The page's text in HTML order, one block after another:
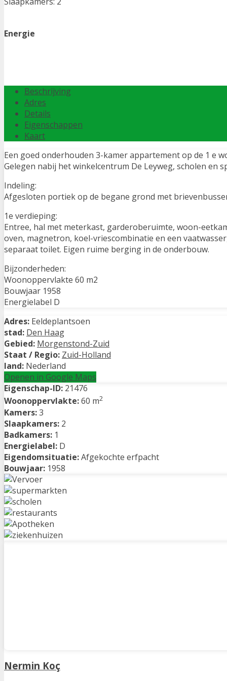
Energie
Beschrijving
Adres
Details
Eigenschappen
Kaart
Een goed onderhouden 3-kamer appartement op de 1 e
Gelegen nabij het winkelcentrum De Leyweg, scholen en
Indeling:
Afgesloten portiek op de begane grond met
1e verdieping:
Entree, hal met meterkast, garderoberuimte, woon-
oven, magnetron, koel-vriescombinatie en een
separaat toilet. Eigen ruime berging in de onderbouw.
Bijzonderheden:
Woonoppervlakte 60 m2
Bouwjaar 1958
Energielabel D
Adres: Eeldeplantsoen
stad: Den Haag
Gebied: Morgenstond-Zuid
Staat / Regio: Zuid-Holland
land: Nederland
Openen in Google Maps
Eigenschap-ID: 21476
Woonoppervlakte:60 m2
Kamers:3
Slaapkamers: 2
Badkamers: 1
Energielabel: D
Eigendomsituatie:Afgekochte erfpacht
Bouwjaar: 1958
Nermin Koç